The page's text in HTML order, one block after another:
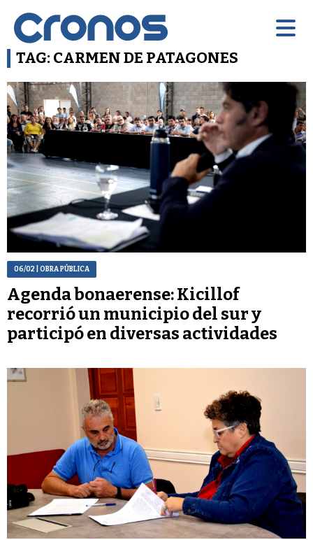
TAG: CARMEN DE PATAGONES
06/02 | OBRA PÚBLICA
Agenda bonaerense: Kicillof
recorrió un municipio del sur y
participó en diversas actividades